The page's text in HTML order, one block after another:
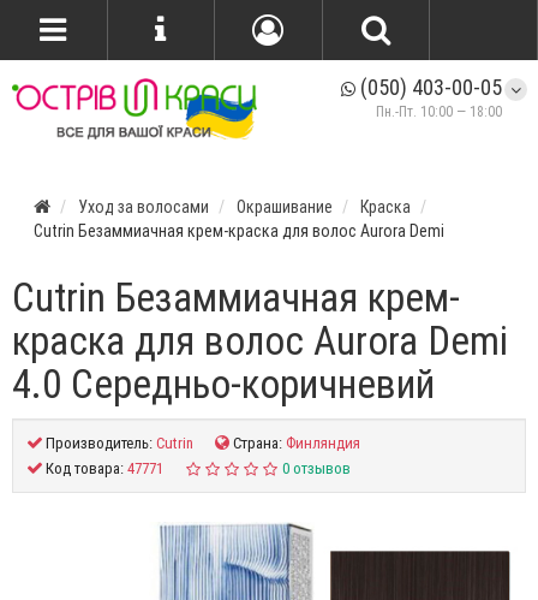
(050) 403-00-05
Пн.-Пт. 10:00 — 18:00
Уход за волосами Окрашивание
Краска
Cutrin Безаммиачная крем-краска для волос Aurora Demi
Cutrin Безаммиачная крем-
краска для волос Aurora Demi
4.0 Середньо-коричневий
Производитель:Cutrin Страна: Финляндия
Код товара:47771 0 отзывов